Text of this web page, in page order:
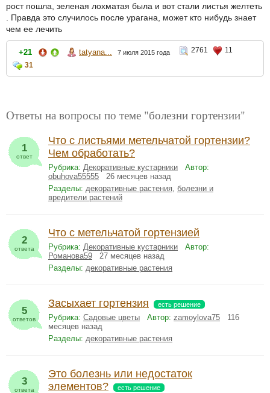
рост пошла, зеленая лохматая была и вот стали листья желтеть
. Правда это случилось после урагана, может кто нибудь знает
чем ее лечить
+21 tatyana... 7 июля 2015 года 2761
11
31
Ответы на вопросы по теме "болезни гортензии"
1
ответ
Что с листьями метельчатой гортензии?
Чем обработать?
Рубрика: Декоративные кустарники
Автор:
obuhova55555 26 месяцев назад
Разделы: декоративные растения болезни и
вредители растений
2
ответа
Что с метельчатой гортензией
Рубрика: Декоративные кустарники
Автор:
Романова59 27 месяцев назад
Разделы: декоративные растения
5
ответов
Засыхает гортензия есть решение
Рубрика: Садовые цветы Автор: zamoylova75 116
месяцев назад
Разделы: декоративные растения
3
ответа
Это болезнь или недостаток
элементов?
есть решение